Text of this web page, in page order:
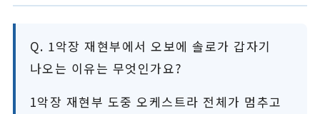
Q. 1악장 재현부에서 오보에 솔로가 갑자기
나오는 이유는 무엇인가요?
1악장 재현부 도중 오케스트라 전체가 멈추고